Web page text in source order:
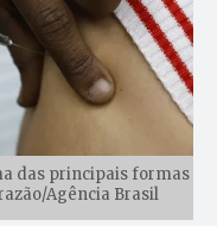
das principais formas
Agência Brasil